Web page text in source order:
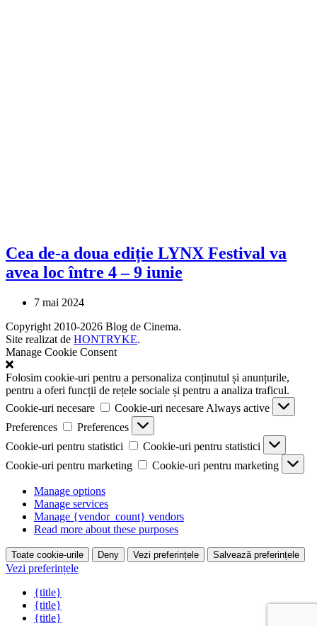
Cea de-a doua ediție LYNX Festival va
avea loc între 4 – 9 iunie
7 mai 2024
Copyright 2010-2026 Blog de Cinema.
Site realizat de HONTRYKE.
Manage Cookie Consent
Folosim cookie-uri pentru a personaliza conținutul și anunțurile,
pentru a oferi funcții de rețele sociale și pentru a analiza traficul.
Cookie-uri necesare
Cookie-uri necesare Always active
Preferences
Preferences
Cookie-uri pentru statistici
Cookie-uri pentru statistici
Cookie-uri pentru marketing
Cookie-uri pentru marketing
Manage options
Manage services
Manage {vendor_count} vendors
Read more about these purposes
Toate cookie-urile Deny Vezi preferințele Salvează preferințele
Vezi preferințele
{title}
{title}
{title}